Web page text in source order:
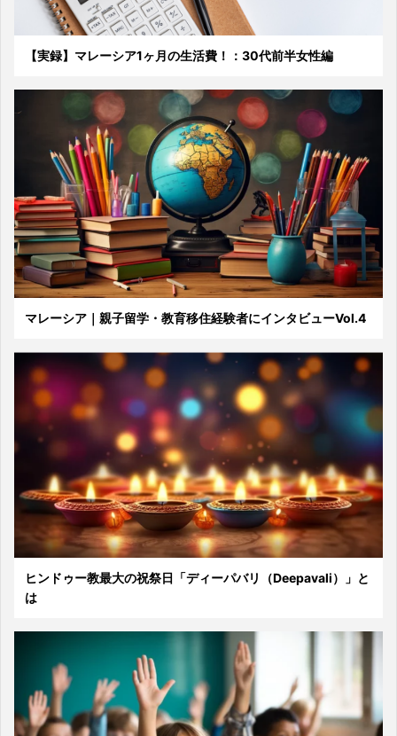
【実録】マレーシア1ヶ月の生活費！：30代前半女性編
マレーシア｜親子留学・教育移住経験者にインタビューVol.4
ヒンドゥー教最大の祝祭日「ディーパバリ（Deepavali）」と
は